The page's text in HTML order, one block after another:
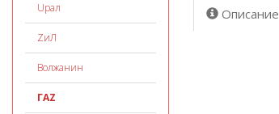
Uрал
ZиЛ
Волжанин
ГАZ
Описание